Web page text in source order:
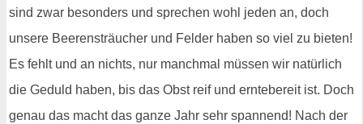
sind zwar besonders und sprechen wohl jeden an, doch
unsere Beerensträucher und Felder haben so viel zu bieten!
Es fehlt und an nichts, nur manchmal müssen wir natürlich
die Geduld haben, bis das Obst reif und erntebereit ist. Doch
genau das macht das ganze Jahr sehr spannend! Nach der